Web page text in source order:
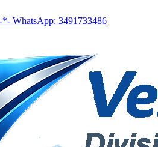
WhatsApp: 3491733486